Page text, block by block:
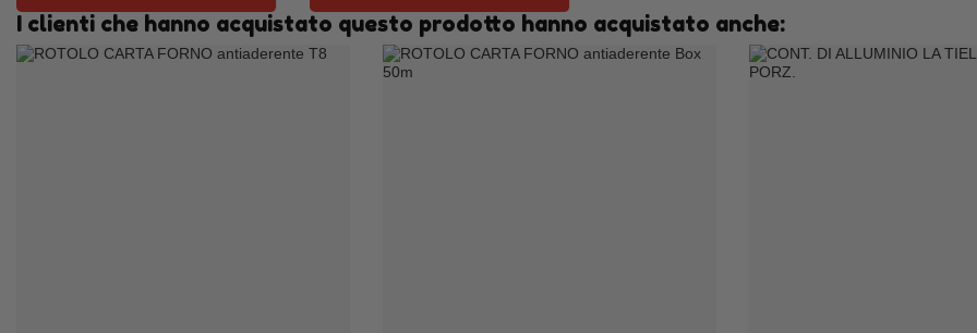
I clienti che hanno acquistato questo prodotto hanno acquistato anche: